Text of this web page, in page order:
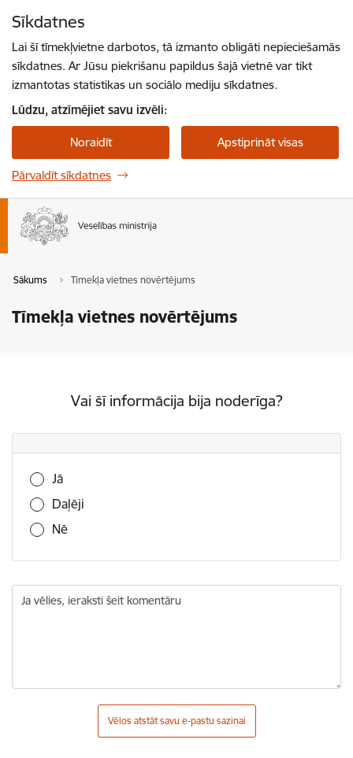
Sīkdatnes
Lai šī tīmekļvietne darbotos, tā izmanto obligāti nepieciešamās
sīkdatnes. Ar Jūsu piekrišanu papildus šajā vietnē var tikt
izmantotas statistikas un sociālo mediju sīkdatnes.
Lūdzu, atzīmējiet savu izvēli:
Noraidīt Apstiprināt visas
Pārvaldīt sīkdatnes
Sākums Tīmekļa vietnes novērtējums
Tīmekļa vietnes novērtējums
Vai šī informācija bija noderīga?
Vai šī informācija bija noderīga?
Jā
Daļēji
Nē
Ja vēlies, ieraksti šeit komentāru
Vēlos atstāt savu e-pastu saziņai